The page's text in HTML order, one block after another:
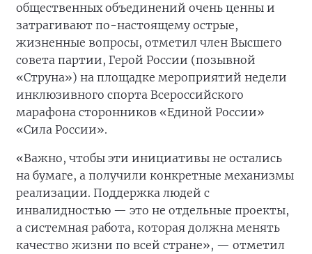
общественных объединений очень ценны и
затрагивают по-настоящему острые,
жизненные вопросы, отметил член Высшего
совета партии, Герой России (позывной
«Струна») на площадке мероприятий недели
инклюзивного спорта Всероссийского
марафона сторонников «Единой России»
«Сила России».
«Важно, чтобы эти инициативы не остались
на бумаге, а получили конкретные механизмы
реализации. Поддержка людей с
инвалидностью — это не отдельные проекты,
а системная работа, которая должна менять
качество жизни по всей стране», — отметил